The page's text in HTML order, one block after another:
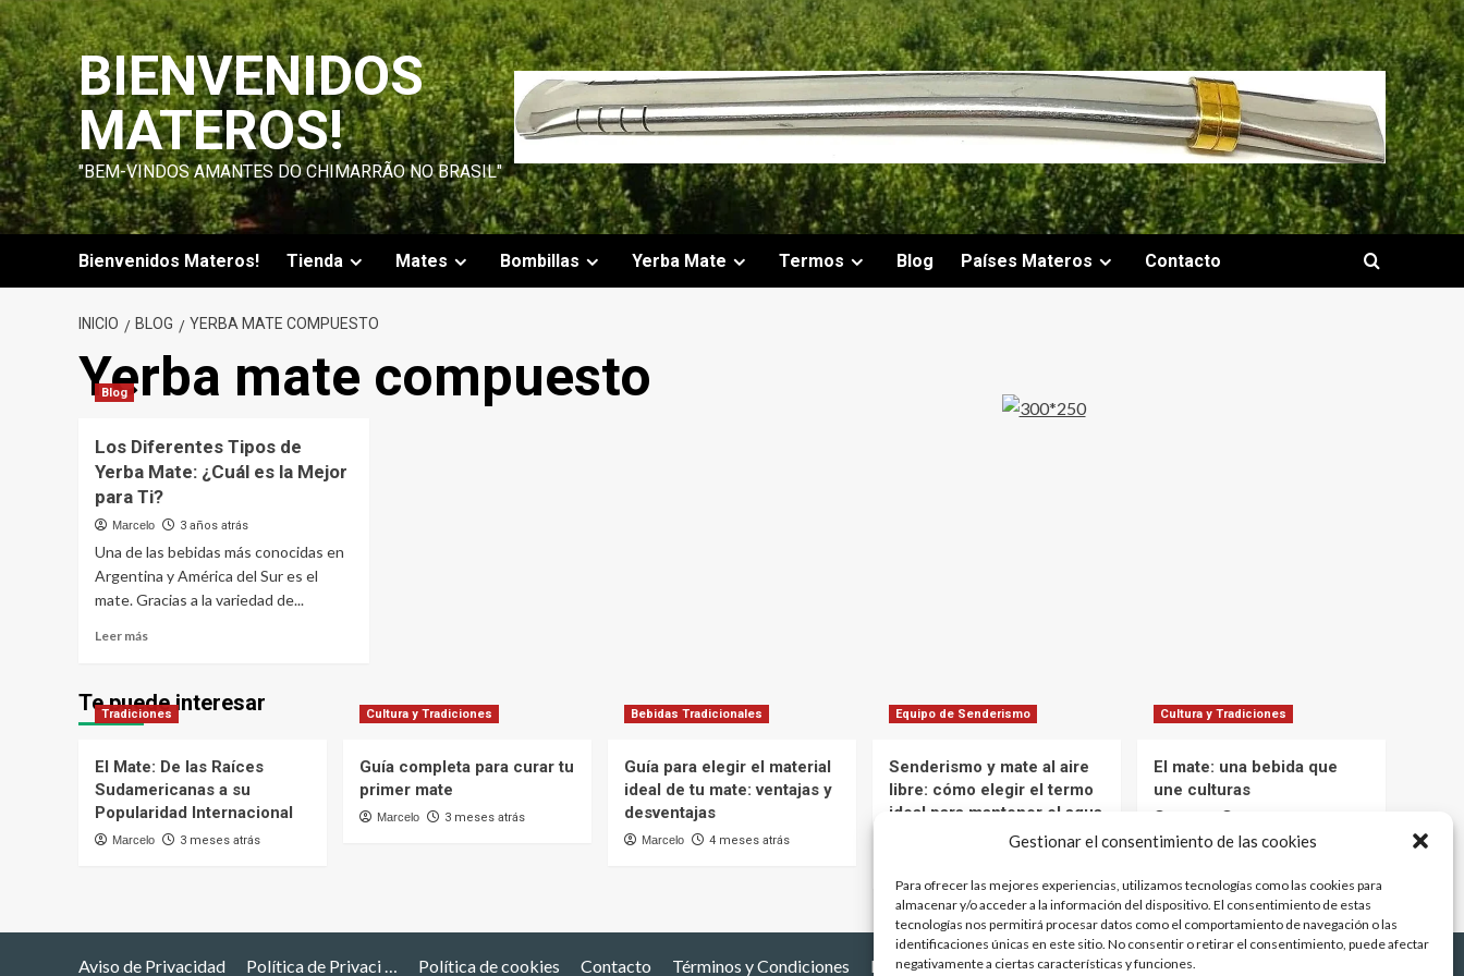
Gestionar el consentimiento de las cookies
Para ofrecer las mejores experiencias, utilizamos tecnologías como las cookies para
almacenar y/o acceder a la información del dispositivo. El consentimiento de estas
tecnologías nos permitirá procesar datos como el comportamiento de navegación o las
identificaciones únicas en este sitio. No consentir o retirar el consentimiento, puede afectar
negativamente a ciertas características y funciones.
Saltar
al
contenido BIENVENIDOS
MATEROS!
"BEM-VINDOS AMANTES DO CHIMARRÃO NO BRASIL"
Bienvenidos Materos! Tienda Mates Bombillas Yerba Mate Termos Blog Países Materos Contacto
INICIO BLOG YERBA MATE COMPUESTO
Yerba mate compuesto
Blog
Los Diferentes Tipos de
Yerba Mate: ¿Cuál es la Mejor
para Ti?
Marcelo 3 años atrás
Una de las bebidas más conocidas en
Argentina y América del Sur es el
mate. Gracias a la variedad de...
Leer más
Los
Diferentes
de
Yerba
Mate:
¿Cuál
es
Te puede interesar
Tradiciones
El Mate: De las Raíces
Sudamericanas a su
Popularidad Internacional
Marcelo 3 meses atrás
Cultura y Tradiciones
Guía completa para curar tu
primer mate
Marcelo 3 meses atrás
Bebidas Tradicionales
Guía para elegir el material
ideal de tu mate: ventajas y
desventajas
Marcelo 4 meses atrás
Equipo de Senderismo
Senderismo y mate al aire
libre: cómo elegir el termo
ideal para mantener el agua
caliente en tus aventuras
Cultura y Tradiciones
El mate: una bebida que
une culturas
Aviso de Privacidad Política de Privaci … Política de cookies Contacto Términos y Condiciones Países Materos Argentina Uruguay Paraguay